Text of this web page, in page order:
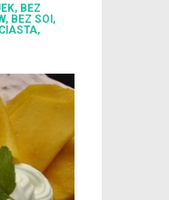
, BEZ
, BEZ SOI ,
CIASTA,